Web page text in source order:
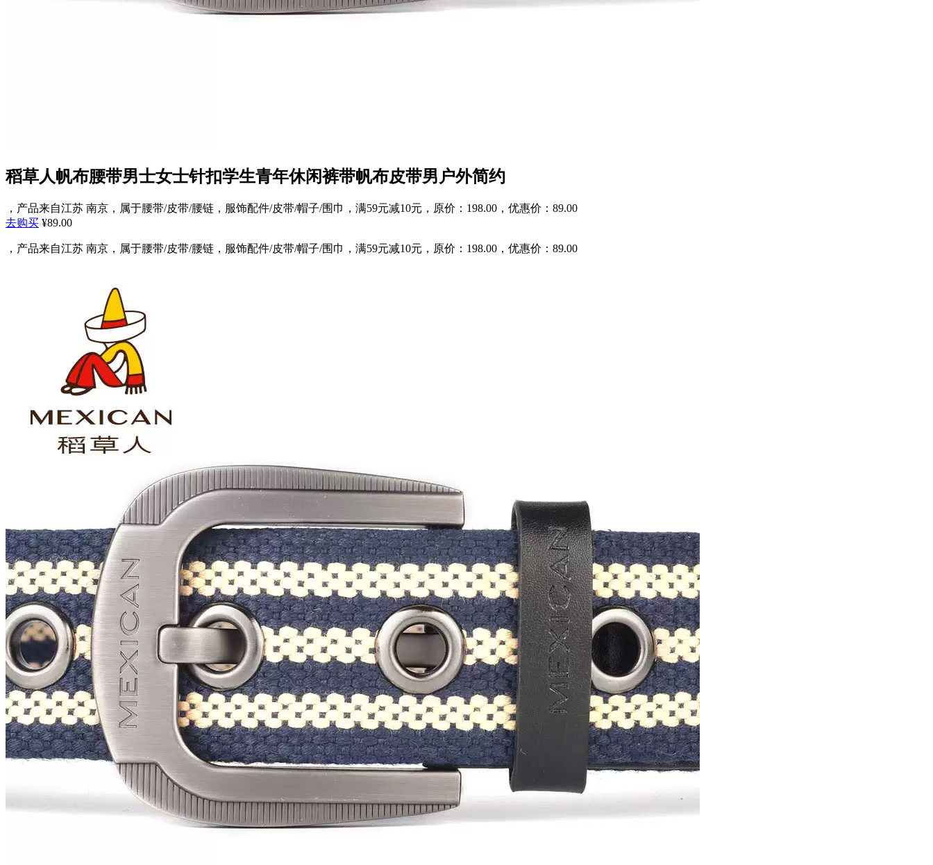
稻草人帆布腰带男士女士针扣学生青年休闲裤带帆布皮带男户外简约
，产品来自江苏 南京，属于腰带/皮带/腰链，服饰配件/皮带/帽子/围巾，满59元减10元，原价：198.00，优惠价：89.00
去购买 ¥89.00
，产品来自江苏 南京，属于腰带/皮带/腰链，服饰配件/皮带/帽子/围巾，满59元减10元，原价：198.00，优惠价：89.00